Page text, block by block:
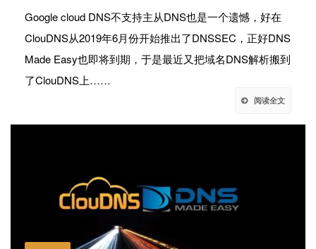
Google cloud DNS不支持主从DNS也是一个遗憾，好在
ClouDNS从2019年6月份开始推出了DNSSEC，正好DNS
Made Easy也即将到期，于是最近又把域名DNS解析搬到
了ClouDNS上……
阅读全文